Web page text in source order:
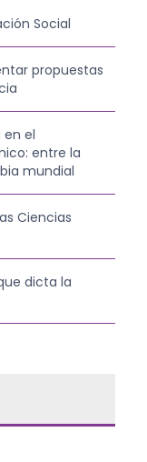
Social
propuestas
en el
entre la
mundial
Ciencias
dicta la